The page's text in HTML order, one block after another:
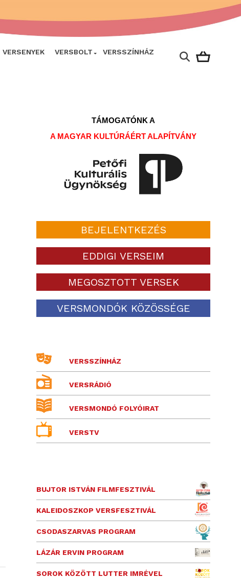
VERSENYEK VERSBOLT VERSSZÍNHÁZ
TÁMOGATÓNK A
A MAGYAR KULTÚRÁÉRT ALAPÍTVÁNY
BEJELENTKEZÉS
EDDIGI VERSEIM
MEGOSZTOTT VERSEK
VERSMONDÓK KÖZÖSSÉGE
VERSSZÍNHÁZ
VERSRÁDIÓ
VERSMONDÓ FOLYÓIRAT
VERSTV
BUJTOR ISTVÁN FILMFESZTIVÁL
KALEIDOSZKOP VERSFESZTIVÁL
CSODASZARVAS PROGRAM
LÁZÁR ERVIN PROGRAM
SOROK KÖZÖTT LUTTER IMRÉVEL